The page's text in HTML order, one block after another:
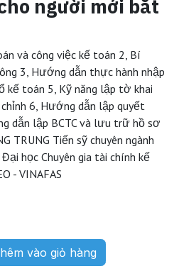
người mới bắt
và công việc kế toán 2, Bí
3, Hướng dẫn thực hành nhập
kế toán 5, Kỹ năng lập tờ khai
6, Hướng dẫn lập quyết
dẫn lập BCTC và lưu trữ hồ sơ
TRUNG Tiến sỹ chuyên ngành
học Chuyên gia tài chính kế
- VINAFAS
vào giỏ hàng